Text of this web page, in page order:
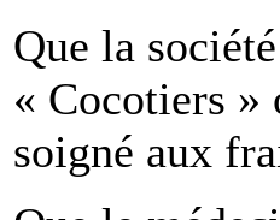
Que la
« Cocotiers »
soigné aux